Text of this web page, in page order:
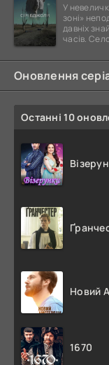
У
зоні»
давніх
часів.
Оновлення
Останні 10
Новий
1670